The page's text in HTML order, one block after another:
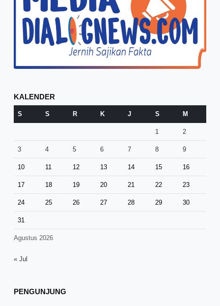
KALENDER
Agustus 2026
S S R K J S M
1 2
3 4 5 6 7 8 9
10 11 12 13 14 15 16
17 18 19 20 21 22 23
24 25 26 27 28 29 30
31
« Jul
PENGUNJUNG